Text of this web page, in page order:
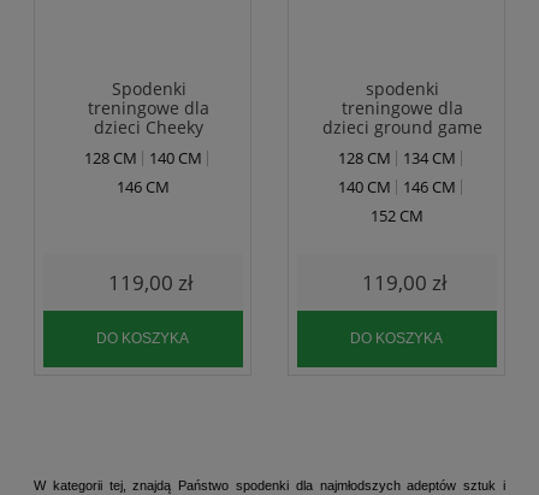
Spodenki
treningowe dla
dzieci Cheeky
Monkey - Ground
Game
128 CM
140 CM
146 CM
119,00 zł
DO KOSZYKA
spodenki
treningowe dla
dzieci ground game
- oni samurai
128 CM
134 CM
140 CM
146 CM
152 CM
119,00 zł
DO KOSZYKA
W kategorii tej, znajdą Państwo spodenki dla najmłodszych adeptów sztuk i